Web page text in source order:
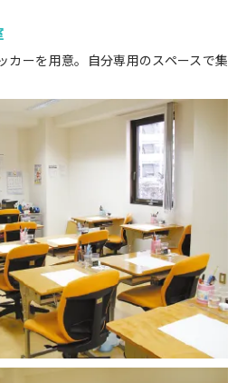
カーを用意。自分専用のスペースで集